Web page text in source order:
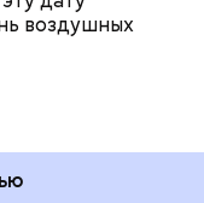
воздушных